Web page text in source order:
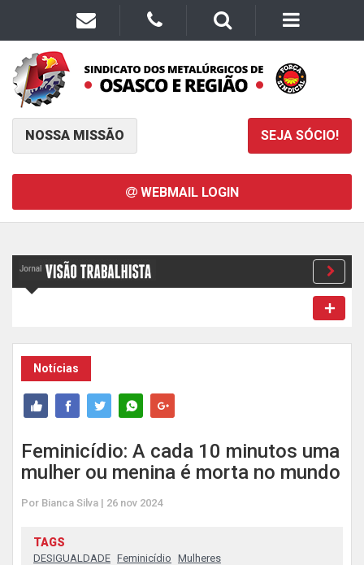
NOSSA MISSÃO SEJA SÓCIO!
WEBMAIL LOGIN
Notícias
Feminicídio: A cada 10 minutos uma
mulher ou menina é morta no mundo
Por Bianca Silva | 26 nov 2024
TAGS
DESIGUALDADE Feminicídio Mulheres